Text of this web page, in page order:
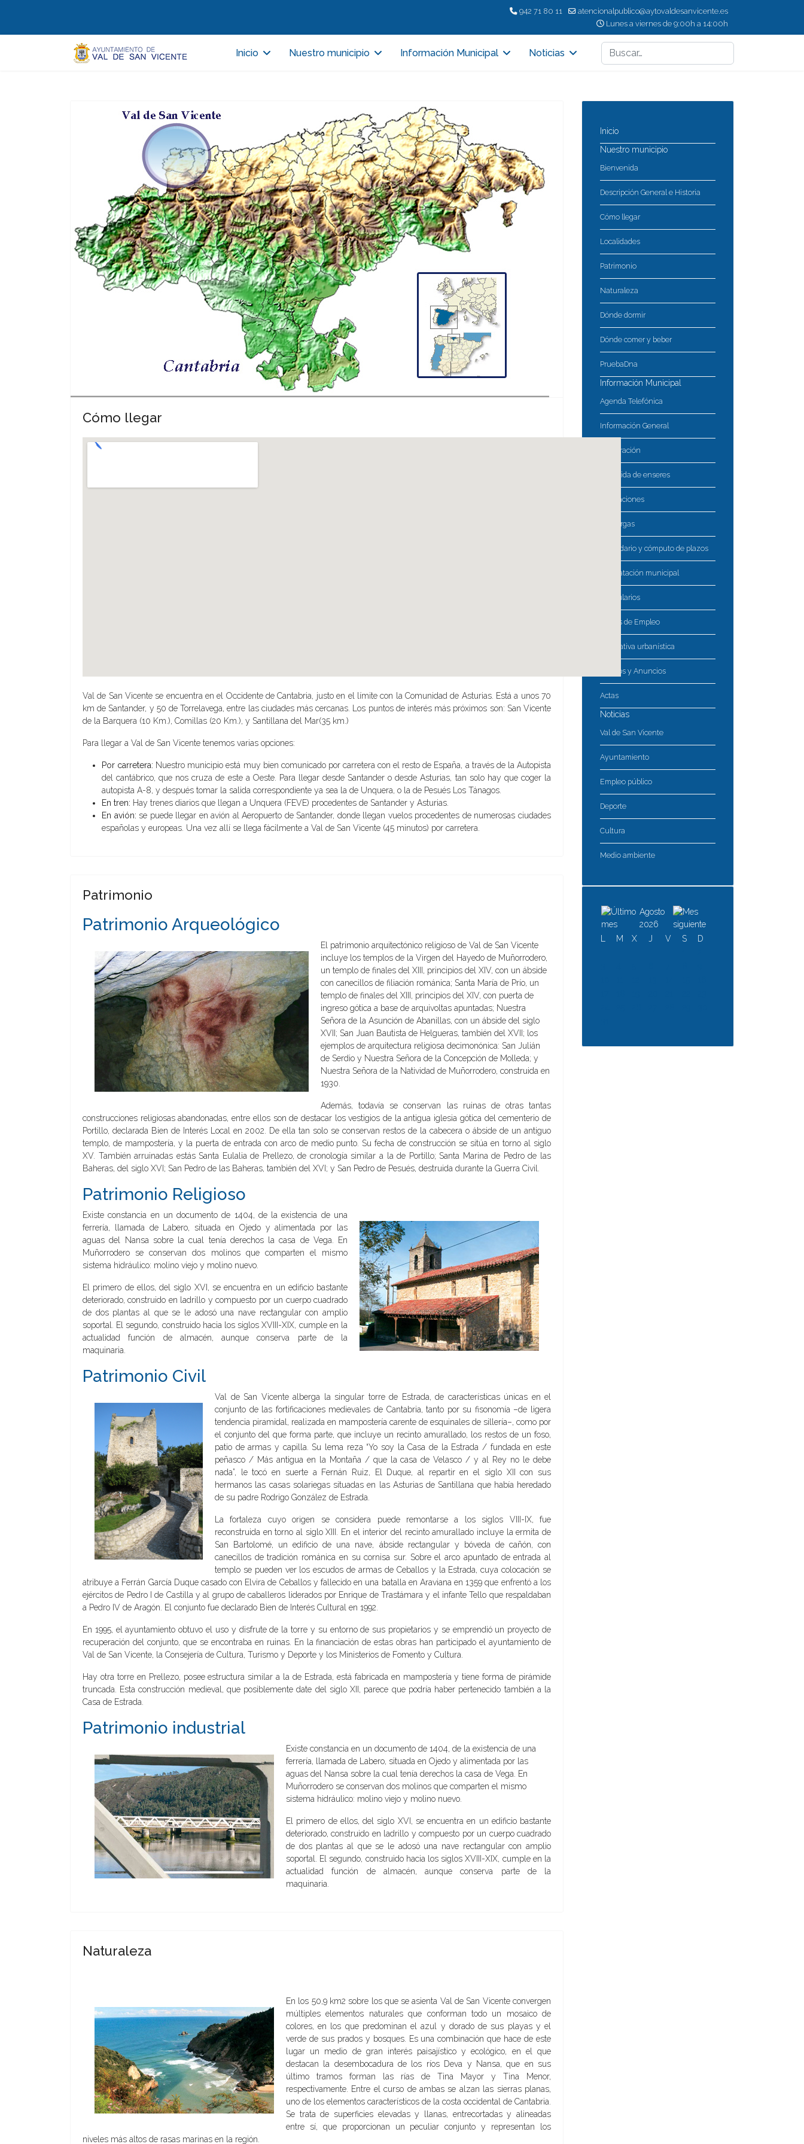
942 71 80 11
atencionalpublico@aytovaldesanvicente.es
Lunes a viernes de 9:00h a 14:00h
Inicio Nuestro municipio Información Municipal Noticias
Buscar
Cómo llegar
Val de San Vicente se encuentra en el Occidente de Cantabria, justo en el límite con la Comunidad de Asturias. Está a unos 70
km de Santander, y 50 de Torrelavega, entre las ciudades más cercanas. Los puntos de interés más próximos son: San Vicente
de la Barquera (10 Km.), Comillas (20 Km.), y Santillana del Mar(35 km.)
Para llegar a Val de San Vicente tenemos varias opciones:
Por carretera: Nuestro municipio está muy bien comunicado por carretera con el resto de España, a través de la Autopista
del cantábrico, que nos cruza de este a Oeste. Para llegar desde Santander o desde Asturias, tan solo hay que coger la
autopista A-8, y después tomar la salida correspondiente ya sea la de Unquera, o la de Pesués Los Tánagos.
En tren: Hay trenes diarios que llegan a Unquera (FEVE) procedentes de Santander y Asturias.
En avión:se puede llegar en avión al Aeropuerto de Santander, donde llegan vuelos procedentes de numerosas ciudades
españolas y europeas. Una vez allí se llega fácilmente a Val de San Vicente (45 minutos) por carretera.
Patrimonio
Patrimonio Arqueológico
El patrimonio arquitectónico religioso de Val de San Vicente
incluye los templos de la Virgen del Hayedo de Muñorrodero,
un templo de finales del XIII, principios del XIV, con un ábside
con canecillos de filiación románica; Santa María de Prío, un
templo de finales del XIII, principios del XIV, con puerta de
ingreso gótica a base de arquivoltas apuntadas; Nuestra
Señora de la Asunción de Abanillas, con un ábside del siglo
XVII; San Juan Bautista de Helgueras, también del XVII; los
ejemplos de arquitectura religiosa decimonónica: San Julián
de Serdio y Nuestra Señora de la Concepción de Molleda; y
Nuestra Señora de la Natividad de Muñorrodero, construida en
1930.
Además, todavía se conservan las ruinas de otras tantas
construcciones religiosas abandonadas, entre ellos son de destacar los vestigios de la antigua iglesia gótica del cementerio de
Portillo, declarada Bien de Interés Local en 2002. De ella tan solo se conservan restos de la cabecera o ábside de un antiguo
templo, de mampostería, y la puerta de entrada con arco de medio punto. Su fecha de construcción se sitúa en torno al siglo
XV. También arruinadas estás Santa Eulalia de Prellezo, de cronología similar a la de Portillo; Santa Marina de Pedro de las
Baheras, del siglo XVI; San Pedro de las Baheras, también del XVI; y San Pedro de Pesués, destruida durante la Guerra Civil.
Patrimonio Religioso
Existe constancia en un documento de 1404, de la existencia de una
ferrería, llamada de Labero, situada en Ojedo y alimentada por las
aguas del Nansa sobre la cual tenía derechos la casa de Vega. En
Muñorrodero se conservan dos molinos que comparten el mismo
sistema hidráulico: molino viejo y molino nuevo.
El primero de ellos, del siglo XVI, se encuentra en un edificio bastante
deteriorado, construido en ladrillo y compuesto por un cuerpo cuadrado
de dos plantas al que se le adosó una nave rectangular con amplio
soportal. El segundo, construido hacia los siglos XVIII-XIX, cumple en la
actualidad función de almacén, aunque conserva parte de la
maquinaria.
Patrimonio Civil
Val de San Vicente alberga la singular torre de Estrada, de características únicas en el
conjunto de las fortificaciones medievales de Cantabria, tanto por su fisonomía –de ligera
tendencia piramidal, realizada en mampostería carente de esquinales de sillería–, como por
el conjunto del que forma parte, que incluye un recinto amurallado, los restos de un foso,
patio de armas y capilla. Su lema reza “Yo soy la Casa de la Estrada / fundada en este
peñasco / Más antigua en la Montaña / que la casa de Velasco / y al Rey no le debe
nada”, le tocó en suerte a Fernán Ruiz, El Duque, al repartir en el siglo XII con sus
hermanos las casas solariegas situadas en las Asturias de Santillana que había heredado
de su padre Rodrigo González de Estrada.
La fortaleza cuyo origen se considera puede remontarse a los siglos VIII-IX, fue
reconstruida en torno al siglo XIII. En el interior del recinto amurallado incluye la ermita de
San Bartolomé, un edificio de una nave, ábside rectangular y bóveda de cañón, con
canecillos de tradición románica en su cornisa sur. Sobre el arco apuntado de entrada al
templo se pueden ver los escudos de armas de Ceballos y la Estrada, cuya colocación se
atribuye a Ferrán García Duque casado con Elvira de Ceballos y fallecido en una batalla en Araviana en 1359 que enfrentó a los
ejércitos de Pedro I de Castilla y al grupo de caballeros liderados por Enrique de Trastámara y el infante Tello que respaldaban
a Pedro IV de Aragón. El conjunto fue declarado Bien de Interés Cultural en 1992.
En 1995, el ayuntamiento obtuvo el uso y disfrute de la torre y su entorno de sus propietarios y se emprendió un proyecto de
recuperación del conjunto, que se encontraba en ruinas. En la financiación de estas obras han participado el ayuntamiento de
Val de San Vicente, la Consejería de Cultura, Turismo y Deporte y los Ministerios de Fomento y Cultura.
Hay otra torre en Prellezo, posee estructura similar a la de Estrada, está fabricada en mampostería y tiene forma de pirámide
truncada. Esta construcción medieval, que posiblemente date del siglo XII, parece que podría haber pertenecido también a la
Casa de Estrada.
Patrimonio industrial
Existe constancia en un documento de 1404, de la existencia de una
ferrería, llamada de Labero, situada en Ojedo y alimentada por las
aguas del Nansa sobre la cual tenía derechos la casa de Vega. En
Muñorrodero se conservan dos molinos que comparten el mismo
sistema hidráulico: molino viejo y molino nuevo.
El primero de ellos, del siglo XVI, se encuentra en un edificio bastante
deteriorado, construido en ladrillo y compuesto por un cuerpo cuadrado
de dos plantas al que se le adosó una nave rectangular con amplio
soportal. El segundo, construido hacia los siglos XVIII-XIX, cumple en la
actualidad función de almacén, aunque conserva parte de la
maquinaria.
Naturaleza
En los 50,9 km2 sobre los que se asienta Val de San Vicente convergen
múltiples elementos naturales que conforman todo un mosaico de
colores, en los que predominan el azul y dorado de sus playas y el
verde de sus prados y bosques. Es una combinación que hace de este
lugar un medio de gran interés paisajístico y ecológico, en el que
destacan la desembocadura de los ríos Deva y Nansa, que en sus
último tramos forman las rías de Tina Mayor y Tina Menor,
respectivamente. Entre el curso de ambas se alzan las sierras planas,
uno de los elementos característicos de la costa occidental de Cantabria.
Se trata de superficies elevadas y llanas, entrecortadas y alineadas
entre sí, que proporcionan un peculiar conjunto y representan los
niveles más altos de rasas marinas en la región.
Inicio
Nuestro municipio
Bienvenida
Descripción General e Historia
Cómo llegar
Localidades
Patrimonio
Naturaleza
Dónde dormir
Dónde comer y beber
PruebaDna
Información Municipal
Agenda Telefónica
Información General
Corporación
Recogida de enseres
Asociaciones
Descargas
Calendario y cómputo de plazos
Contratación municipal
Formularios
Bolsas de Empleo
Normativa urbanística
Bandos y Anuncios
Actas
Noticias
Val de San Vicente
Ayuntamiento
Empleo público
Deporte
Cultura
Medio ambiente
Agosto
2026
M X J V S
D